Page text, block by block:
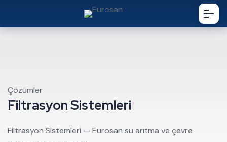
Çözümler
Filtrasyon Sistemleri
Filtrasyon Sistemleri — Eurosan su arıtma ve çevre